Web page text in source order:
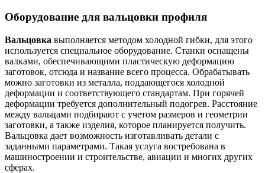
Оборудование для вальцовки профиля
Вальцовка выполняется методом холодной гибки, для этого
используется специальное оборудование. Станки оснащены
валками, обеспечивающими пластическую деформацию
заготовок, отсюда и название всего процесса. Обрабатывать
можно заготовки из металла, поддающегося холодной
деформации и соответствующего стандартам. При горячей
деформации требуется дополнительный подогрев. Расстояние
между вальцами подбирают с учетом размеров и геометрии
заготовки, а также изделия, которое планируется получить.
Вальцовка дает возможность изготавливать детали с
заданными параметрами. Такая услуга востребована в
машиностроении и строительстве, авиации и многих других
сферах.